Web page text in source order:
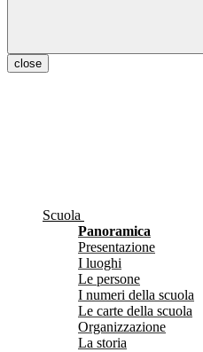
close
Scuola
Panoramica
Presentazione
I luoghi
Le persone
I numeri della scuola
Le carte della scuola
Organizzazione
La storia